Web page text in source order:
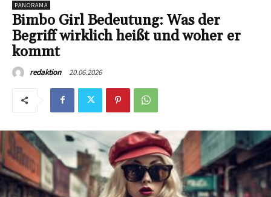
PANORAMA
Bimbo Girl Bedeutung: Was der
Begriff wirklich heißt und woher er
kommt
redaktion 20.06.2026